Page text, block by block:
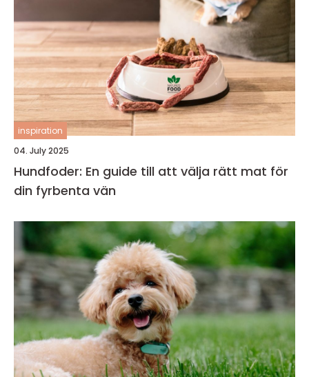
inspiration
04. July 2025
Hundfoder: En guide till att välja rätt mat för
din fyrbenta vän